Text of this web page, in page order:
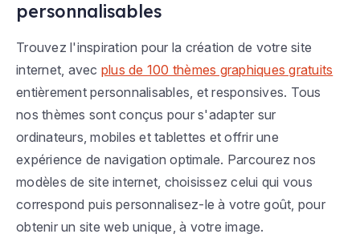
personnalisables
Trouvez l'inspiration pour la création de votre site
internet, avec plus de 100 thèmes graphiques gratuits
entièrement personnalisables, et responsives. Tous
nos thèmes sont conçus pour s'adapter sur
ordinateurs, mobiles et tablettes et offrir une
expérience de navigation optimale. Parcourez nos
modèles de site internet, choisissez celui qui vous
correspond puis personnalisez-le à votre goût, pour
obtenir un site web unique, à votre image.